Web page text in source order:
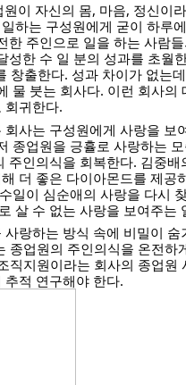
이 자신의 몸, 마음, 정신이
하는 구성원에게 굳이 하루
한 주인으로 일을 하는 사람
성한 수 일 분의 성과를 초월
창출한다. 성과 차이가 없는
물 붓는 회사다. 이런 회사의
회귀한다.
사는 구성원에게 사랑을 보
종업원을 긍휼로 사랑하는
주인의식을 회복한다. 김중
더 좋은 다이아몬드를 제공
일이 심순애의 사랑을 다시
살 수 없는 사랑을 보여주는
랑하는 방식 속에 비밀이
종업원의 주인의식을 온전하
직지원이라는 회사의 종업원
적 연구해야 한다.